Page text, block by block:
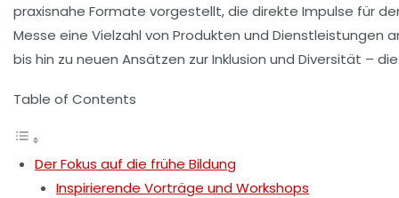
praxisnahe Formate vorgestellt, die direkte Impulse für
Messe eine Vielzahl von Produkten und
bis hin zu neuen Ansätzen zurInklusion und Diversität –
Table of Contents
Der Fokus auf die frühe Bildung
Inspirierende Vorträge und Workshops